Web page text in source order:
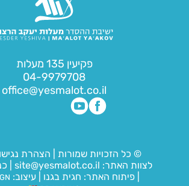
פקיעין 135 מעלות
04-9979708
office@yesmalot.co.il
© כל הזכויות שמורות הצהרת
לצוות האתר: site@yesmalot.co.il
|פיתוח האתר: חגית בגנו עיצוב: